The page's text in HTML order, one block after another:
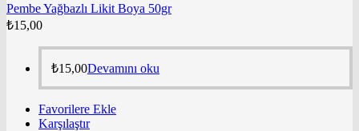
Pembe Yağbazlı Likit Boya 50gr
₺15,00
₺15,00Devamını oku
Favorilere Ekle
Karşılaştır